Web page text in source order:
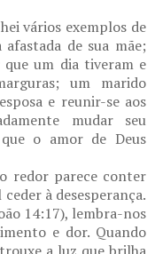
vários exemplos de
de sua mãe;
um dia tiveram e
um marido
e reunir-se aos
mudar seu
o amor de Deus
redor parece conter
à desesperança.
14:17), lembra-nos
e dor. Quando